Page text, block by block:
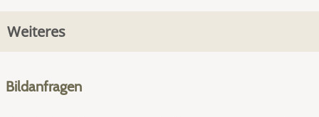
Weiteres
Bildanfragen